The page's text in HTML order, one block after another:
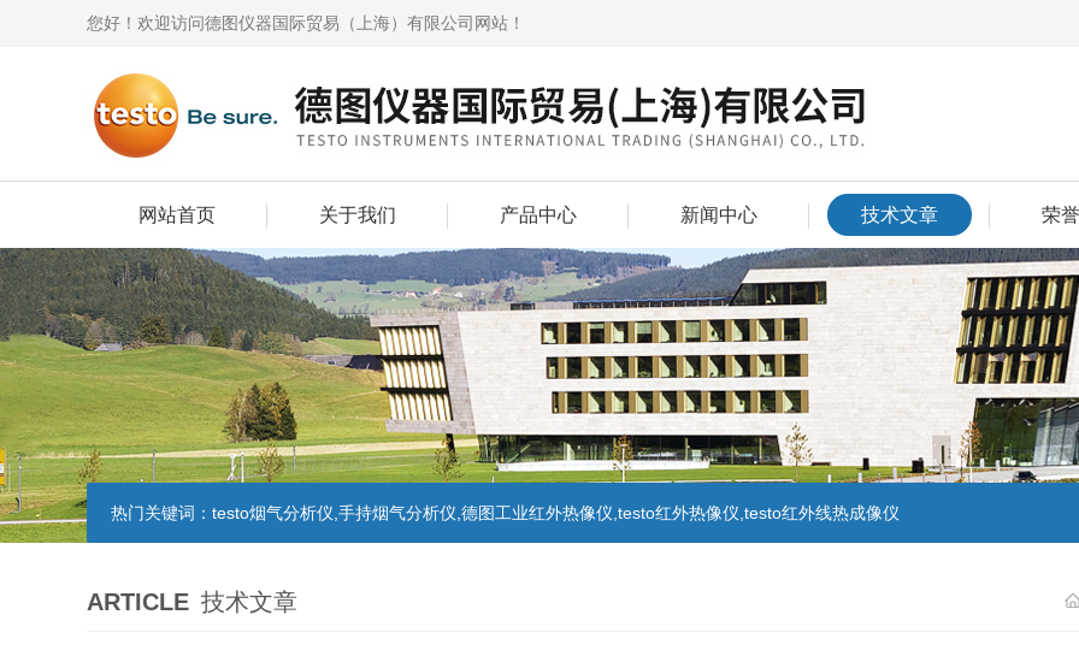
您好！欢迎访问德图仪器国际贸易（上海）有限公司网站！
网站首页 关于我们 产品中心 新闻中心 技术文章 荣
热门关键词： testo烟气分析仪,手持烟气分析仪,德图工业红外热像仪,testo红外热像仪,testo红外线热成像仪
ARTICLE 技术文章